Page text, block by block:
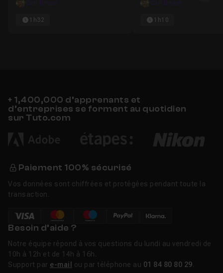
Carl Brison
1h32
Carl Brison
1h10
+ 1,400,000 d’apprenants et
d’entreprises se forment au quotidien
sur Tuto.com
Paiement 100% sécurisé
Vos données sont chiffrées et protégées pendant toute la
transaction.
Besoin d’aide ?
Notre équipe répond à vos questions du lundi au vendredi de
10h à 12h et de 14h à 16h.
Support par e-mail ou par téléphone au 01 84 80 80 29